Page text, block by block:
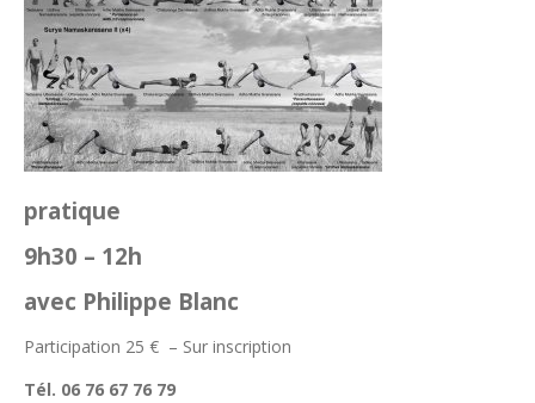
pratique
9h30 – 12h
avec Philippe Blanc
Participation 25 € – Sur inscription
Tél. 06 76 67 76 79